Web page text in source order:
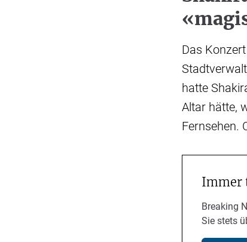
Das
hatte
Altar hätte,
Fernsehen.
Immer
Breaking
Sie stets